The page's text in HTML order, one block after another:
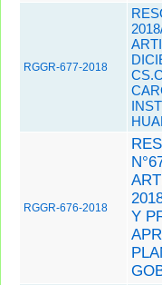
RGGR-677-2018
RGGR-676-2018
Y